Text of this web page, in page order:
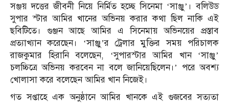
সঞ্জয় দত্তের জীবনী নিয়ে নির্মিত হচ্ছে সিনেমা ‘সাঞ্জু’। বলিউড
সুপার স্টার আমির খানের অভিনয় করার কথা ছিল নাকি এই
ছবিটিতে। গুঞ্জন আছে আমির এ সিনেমায় অভিনয়ের প্রস্তাব
প্রত্যাখ্যান করেছেন। ‘সাঞ্জু’র ট্রেলার মুক্তির সময় পরিচালক
রাজকুমার হিরানি বলেছেন, ‘সুপারস্টার আমির খান ‘সাঞ্জু’
চলচ্চিত্রে অভিনয় করবেন না বলে জানিয়েছিলেন।’ পরে অবশ্য
খোলাসা করে বলেছেন আমির খান নিজেই।
গত সপ্তাহে এক অনুষ্ঠানে আমির খানকে এই গুজবের সত্যতা